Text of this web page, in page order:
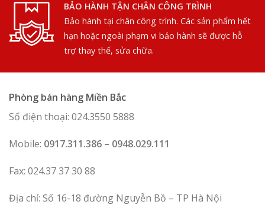
BẢO HÀNH TẬN CHÂN CÔNG TRÌNH
Bảo hành tại chân công trình. Các sản phẩm hết
hạn hoặc ngoài phạm vi bảo hành sẽ được hỗ
trợ thay thế, sửa chữa.
Phòng bán hàng Miền Bắc
Số điện thoại: 024.3550 5888
Mobile: 0917.311.386 – 0948.029.111
Fax: 024.37 37 30 88
Địa chỉ: Số 16-18 đường Nguyễn Bồ – TP Hà Nội